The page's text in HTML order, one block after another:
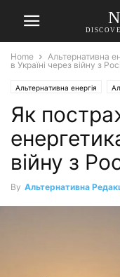
Home Альтернативна
в Україні через війну з
Альтернативна енергія
Як
війну з
By Альтернативна